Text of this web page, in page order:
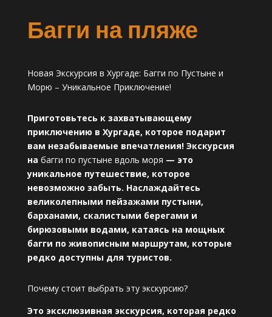
Багги на пляже
Новая Экскурсия в Хургаде: Багги по Пустыне и
Морю – Уникальное Приключение!
Приготовьтесь к захватывающему
приключению в Хургаде, которое подарит
вам незабываемые впечатления! Экскурсия
на багги по пустыне вдоль моря — это
уникальное путешествие, которое
невозможно забыть. Наслаждайтесь
великолепными пейзажами пустыни,
барханами, скалистыми берегами и
бирюзовыми водами, катаясь на мощных
багги по живописным маршрутам, которые
редко доступны для туристов.
Почему стоит выбрать эту экскурсию?
Это эксклюзивная экскурсия, которая редко